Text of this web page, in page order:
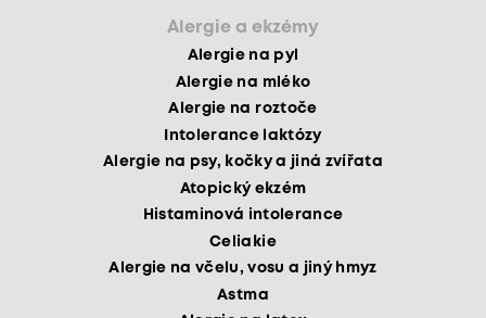
Alergie a ekzémy
Alergie na pyl
Alergie na mléko
Alergie na roztoče
Intolerance laktózy
Alergie na psy, kočky a jiná zvířata
Atopický ekzém
Histaminová intolerance
Celiakie
Alergie na včelu, vosu a jiný hmyz
Astma